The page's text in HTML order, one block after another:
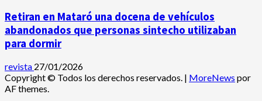
Retiran en Mataró una docena de vehículos
abandonados que personas sintecho utilizaban
para dormir
revista 27/01/2026
Copyright © Todos los derechos reservados. | MoreNews por
AF themes.